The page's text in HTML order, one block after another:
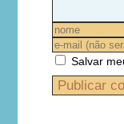
Salvar